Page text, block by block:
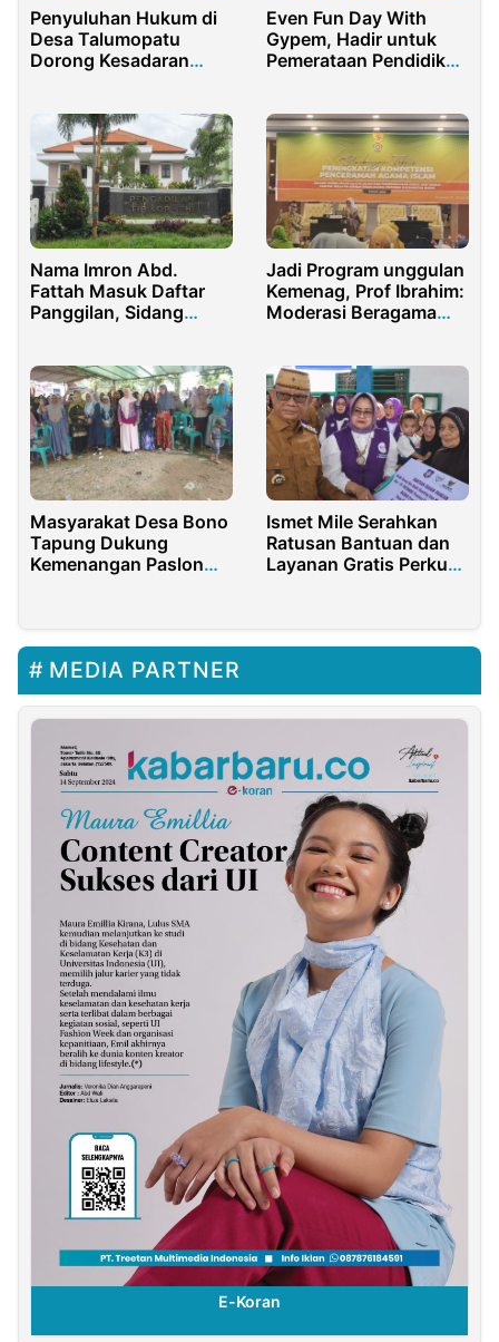
Penyuluhan Hukum di
Desa Talumopatu
Dorong Kesadaran
Even Fun Day With
Gypem, Hadir untuk
Pemerataan Pendidikan
Nama Imron Abd.
Fattah Masuk Daftar
Panggilan, Sidang
Jadi Program unggulan
Kemenag, Prof Ibrahim:
Moderasi Beragama
Masyarakat Desa Bono
Tapung Dukung
Kemenangan Paslon
Ismet Mile Serahkan
Ratusan Bantuan dan
Layanan Gratis Perkuat
MEDIA PARTNER
E-Koran